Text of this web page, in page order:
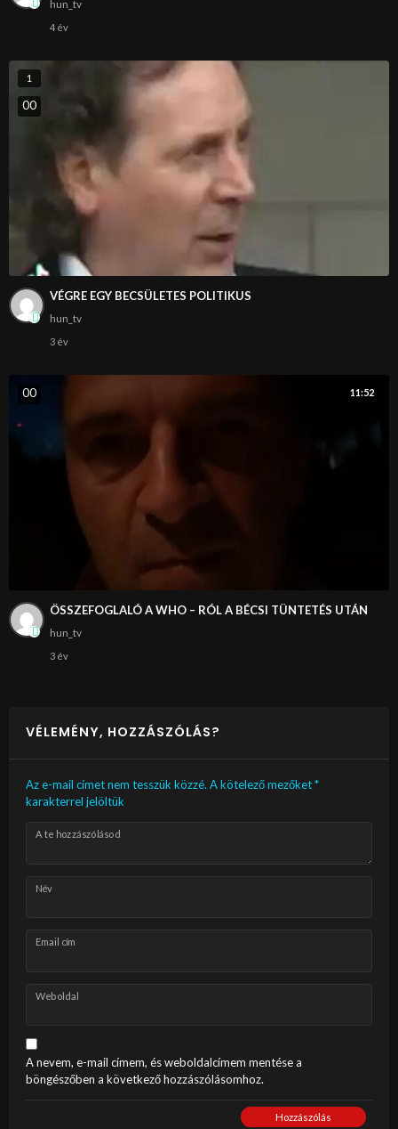
hun_tv
4 év
1
00
VÉGRE EGY BECSÜLETES POLITIKUS
hun_tv
3 év
11:52
00
ÖSSZEFOGLALÓ A WHO – RÓL A BÉCSI TÜNTETÉS UTÁN
hun_tv
3 év
VÉLEMÉNY, HOZZÁSZÓLÁS?
Az e-mail címet nem tesszük közzé. A kötelező mezőket*
karakterrel jelöltük
A te hozzászólásod
Név
Email cím
Weboldal
A nevem, e-mail címem, és weboldalcímem mentése a
böngészőben a következő hozzászólásomhoz.
Hozzászólás